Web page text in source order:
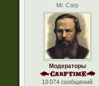
Mr. Carp
Модераторы
10 074 сообщений